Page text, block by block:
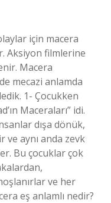
için macera
Aksiyon filmlerine
Macera
mecazi anlamda
1- Çocukken
Maceraları” idi.
dışa dönük,
aynı anda zevk
Bu çocuklar çok
ve her
eş anlamlı nedir?